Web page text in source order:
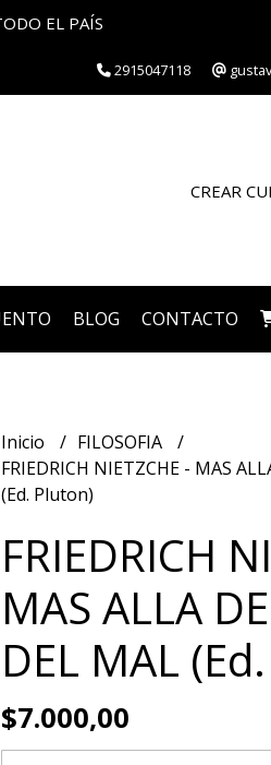
EL PAÍS
2915047118
CREAR
BLOG CONTACTO
Inicio
FILOSOFIA
FRIEDRICH NIETZCHE - MAS
(Ed. Pluton)
FRIEDRICH
MAS ALLA
DEL MAL
$7.000,00